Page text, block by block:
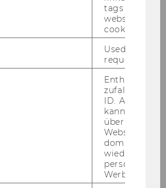
ao.Univ.Prof. Dr. Dietmar Rößl
Univ. Prof. Dr. James A. Robins,
Business Policy and Planning
tags on the
website read
cookie.
Used to
request rate.
Enthält eine
ID. Anhand
kann Google
über
Websites
Werbung